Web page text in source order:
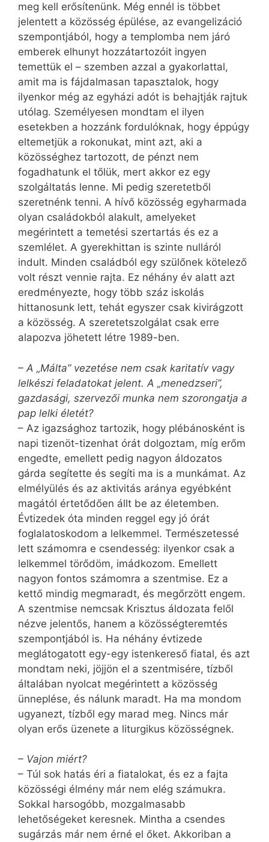
meg kell erősítenünk. Még ennél is többet
jelentett a közösség épülése, az evangelizáció
szempontjából, hogy a templomba nem járó
emberek elhunyt hozzátartozóit ingyen
temettük el – szemben azzal a gyakorlattal,
amit ma is fájdalmasan tapasztalok, hogy
ilyenkor még az egyházi adót is behajtják rajtuk
utólag. Személyesen mondtam el ilyen
esetekben a hozzánk fordulóknak, hogy éppúgy
eltemetjük a rokonukat, mint azt, aki a
közösséghez tartozott, de pénzt nem
fogadhatunk el tőlük, mert akkor ez egy
szolgáltatás lenne. Mi pedig szeretetből
szeretnénk tenni. A hívő közösség egyharmada
olyan családokból alakult, amelyeket
megérintett a temetési szertartás és ez a
szemlélet. A gyerekhittan is szinte nulláról
indult. Minden családból egy szülőnek kötelező
volt részt vennie rajta. Ez néhány év alatt azt
eredményezte, hogy több száz iskolás
hittanosunk lett, tehát egyszer csak kivirágzott
a közösség. A szeretetszolgálat csak erre
alapozva jöhetett létre 1989-ben.
– A „Málta” vezetése nem csak karitatív vagy
lelkészi feladatokat jelent. A „menedzseri”,
gazdasági, szervezői munka nem szorongatja a
pap lelki életét?
– Az igazsághoz tartozik, hogy plébánosként is
napi tizenöt-tizenhat órát dolgoztam, míg erőm
engedte, emellett pedig nagyon áldozatos
gárda segítette és segíti ma is a munkámat. Az
elmélyülés és az aktivitás aránya egyébként
magától értetődően állt be az életemben.
Évtizedek óta minden reggel egy jó órát
foglalatoskodom a lelkemmel. Természetessé
lett számomra e csendesség: ilyenkor csak a
lelkemmel törődöm, imádkozom. Emellett
nagyon fontos számomra a szentmise. Ez a
kettő mindig megmaradt, és megőrzött engem.
A szentmise nemcsak Krisztus áldozata felől
nézve jelentős, hanem a közösségteremtés
szempontjából is. Ha néhány évtizede
meglátogatott egy-egy istenkereső fiatal, és azt
mondtam neki, jöjjön el a szentmisére, tízből
általában nyolcat megérintett a közösség
ünneplése, és nálunk maradt. Ha ma mondom
ugyanezt, tízből egy marad meg. Nincs már
olyan erős üzenete a liturgikus közösségnek.
– Vajon miért?
– Túl sok hatás éri a fiatalokat, és ez a fajta
közösségi élmény már nem elég számukra.
Sokkal harsogóbb, mozgalmasabb
lehetőségeket keresnek. Mintha a csendes
sugárzás már nem érné el őket. Akkoriban a